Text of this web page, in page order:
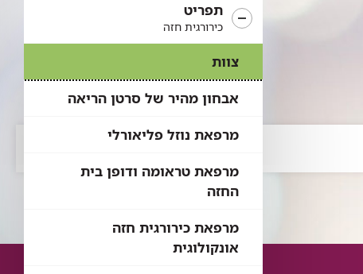
תפריט
כירורגית חזה
צוות
אבחון מהיר של סרטן הריאה
מרפאת נוזל פליאורלי
מרפאת טראומה ודופן בית
החזה
מרפאת כירורגית חזה
אונקולוגית